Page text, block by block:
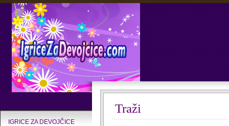
IGRICE ZA DEVOJČICE
Traži